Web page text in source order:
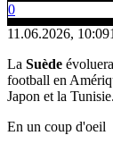
0
11.06.2026, 10:09
La Suède
football en
Japon et la
En un coup d'oeil